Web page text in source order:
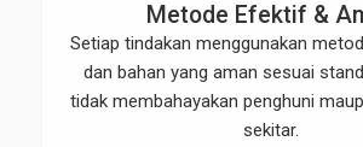
Metode Efektif &
Setiap tindakan menggunakan
dan bahan yang aman sesuai
tidak membahayakan penghuni
sekitar.